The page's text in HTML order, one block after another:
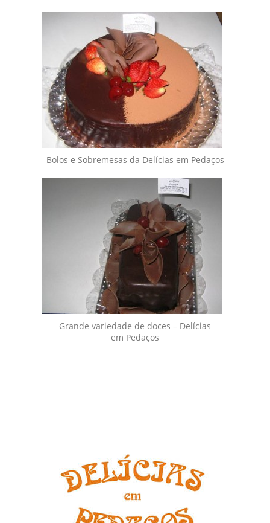
Bolos e Sobremesas da Delícias em Pedaços
Grande variedade de doces – Delícias
em Pedaços